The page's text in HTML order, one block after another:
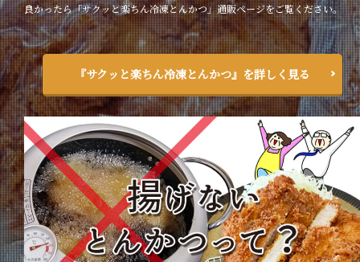
良かったら「サクッと楽ちん冷凍とんかつ」通販ページをご覧ください。
『サクッと楽ちん冷凍とんかつ』を詳しく見る